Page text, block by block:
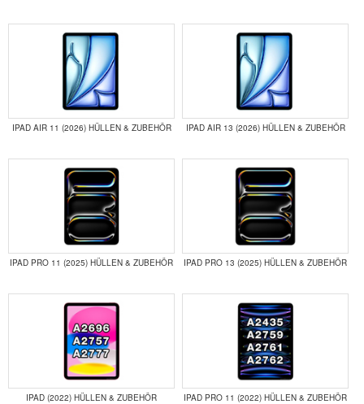
IPAD AIR 11 (2026) HÜLLEN & ZUBEHÖR IPAD AIR 13 (2026) HÜLLEN & ZUBEHÖR
IPAD PRO 11 (2025) HÜLLEN & ZUBEHÖR IPAD PRO 13 (2025) HÜLLEN & ZUBEHÖR
IPAD (2022) HÜLLEN & ZUBEHÖR IPAD PRO 11 (2022) HÜLLEN & ZUBEHÖR